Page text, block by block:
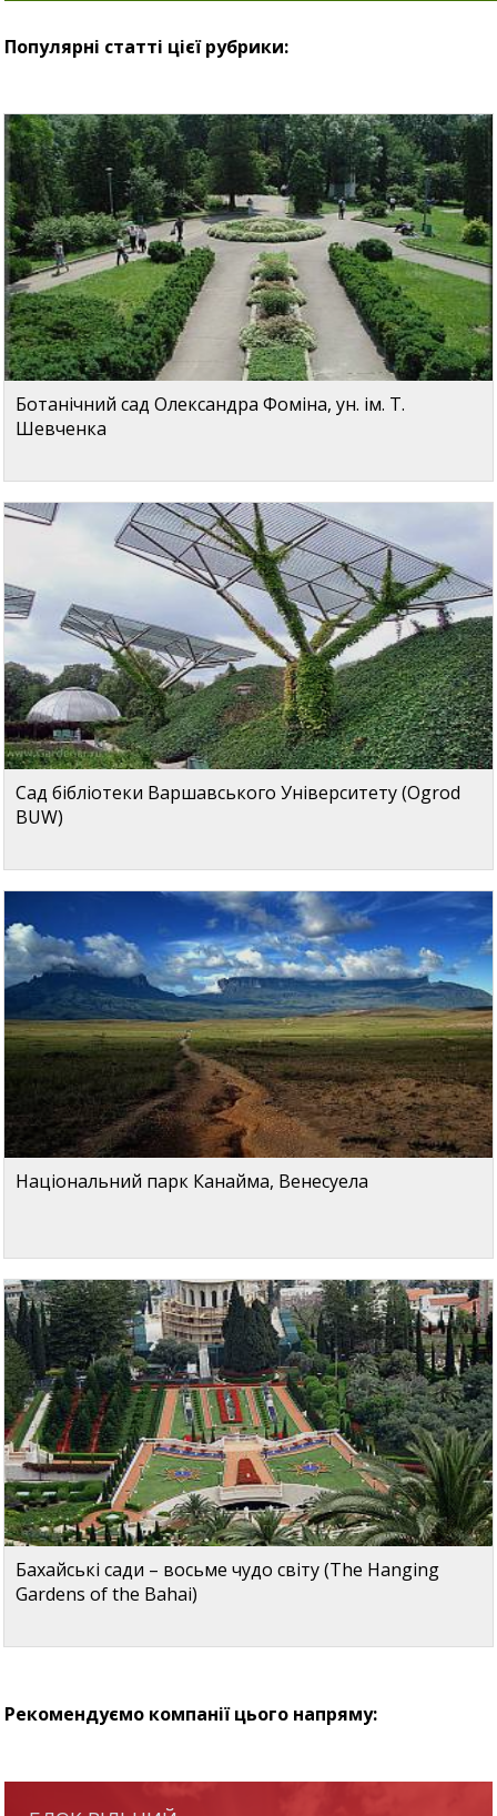
Популярні статті цієї рубрики:
Ботанічний сад Олександра Фоміна, ун. ім. Т.
Шевченка
Сад бібліотеки Варшавського Університету (Ogrod
BUW)
Національний парк Канайма, Венесуела
Бахайські сади – восьме чудо світу (The Hanging
Gardens of the Bahai)
Рекомендуємо компанії цього напряму: